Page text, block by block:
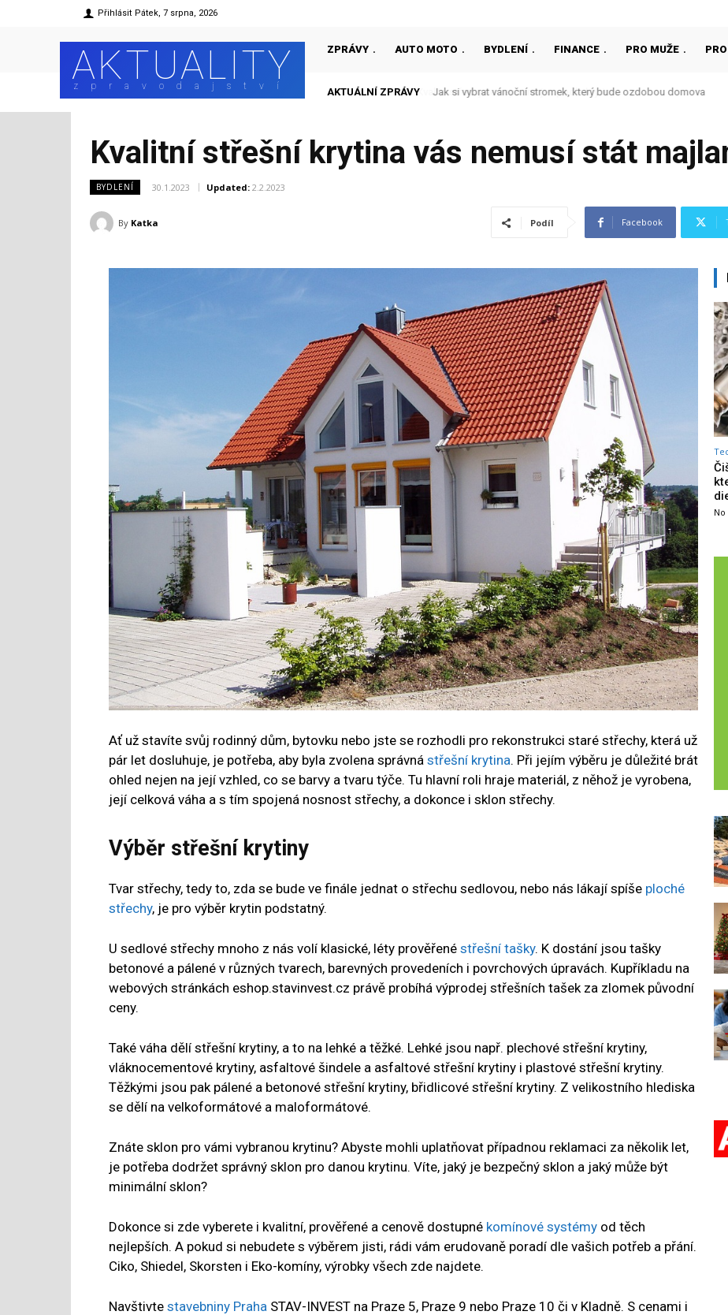
Přihlásit Pátek, 7 srpna, 2026
AKTUALITY
zpravodajství
ZPRÁVY AUTO MOTO BYDLENÍ FINANCE PRO MUŽE
AKTUÁLNÍ ZPRÁVY Jak si vybrat vánoční stromek, který bude ozdobou domova
Kvalitní střešní krytina vás nemusí stát
BYDLENÍ 30.1.2023 Updated: 2.2.2023
By Katka Podíl Facebook
Ať už stavíte svůj rodinný dům, bytovku nebo jste se rozhodli pro rekonstrukci staré střechy, která už
pár let dosluhuje, je potřeba, aby byla zvolena správná střešní krytina. Při jejím výběru je důležité brát
ohled nejen na její vzhled, co se barvy a tvaru týče. Tu hlavní roli hraje materiál, z něhož je vyrobena,
její celková váha a s tím spojená nosnost střechy, a dokonce i sklon střechy.
Výběr střešní krytiny
Tvar střechy, tedy to, zda se bude ve finále jednat o střechu sedlovou, nebo nás lákají spíše ploché
střechy, je pro výběr krytin podstatný.
U sedlové střechy mnoho z nás volí klasické, léty prověřené střešní tašky. K dostání jsou tašky
betonové a pálené v různých tvarech, barevných provedeních i povrchových úpravách. Kupříkladu na
webových stránkách eshop.stavinvest.cz právě probíhá výprodej střešních tašek za zlomek původní
ceny.
Také váha dělí střešní krytiny, a to na lehké a těžké. Lehké jsou např. plechové střešní krytiny,
vláknocementové krytiny, asfaltové šindele a asfaltové střešní krytiny i plastové střešní krytiny.
Těžkými jsou pak pálené a betonové střešní krytiny, břidlicové střešní krytiny. Z velikostního hlediska
se dělí na velkoformátové a maloformátové.
Znáte sklon pro vámi vybranou krytinu? Abyste mohli uplatňovat případnou reklamaci za několik let,
je potřeba dodržet správný sklon pro danou krytinu. Víte, jaký je bezpečný sklon a jaký může být
minimální sklon?
Dokonce si zde vyberete i kvalitní, prověřené a cenově dostupné komínové systémy od těch
nejlepších. A pokud si nebudete s výběrem jisti, rádi vám erudovaně poradí dle vašich potřeb a přání.
Ciko, Shiedel, Skorsten i Eko-komíny, výrobky všech zde najdete.
Navštivte stavebniny Praha STAV-INVEST na Praze 5, Praze 9 nebo Praze 10 či v Kladně. S cenami i